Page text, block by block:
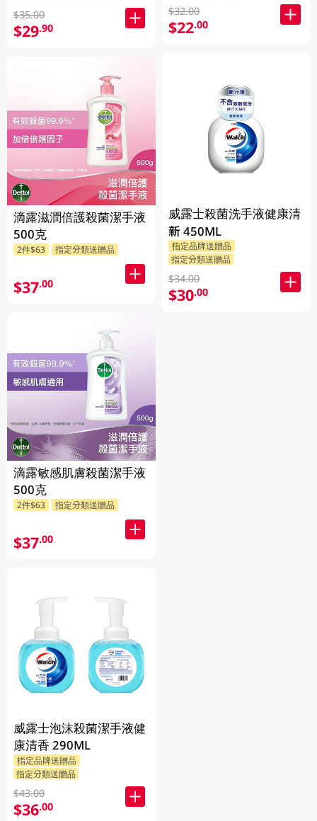
$35.00
$29.90
滴露滋潤倍護殺菌潔手液
500克
2件$63 指定分類送贈品
$37.00
滴露敏感肌膚殺菌潔手液
500克
2件$63 指定分類送贈品
$37.00
威露士泡沫殺菌潔手液健
康清香 290ML
指定品牌送贈品
指定分類送贈品
$43.00
$36.00
$32.00
$22.00
威露士殺菌洗手液健康清
新 450ML
指定品牌送贈品
指定分類送贈品
$34.00
$30.00